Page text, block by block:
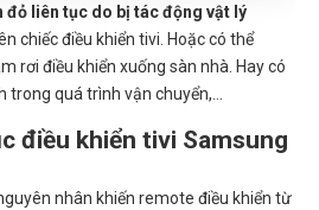
đỏ liên tục do bị tác động vật lý
chiếc điều khiển tivi. Hoặc có thể
rơi điều khiển xuống sàn nhà. Hay có
trong quá trình vận chuyển,...
điều khiển tivi Samsung
nhân khiến remote điều khiển từ